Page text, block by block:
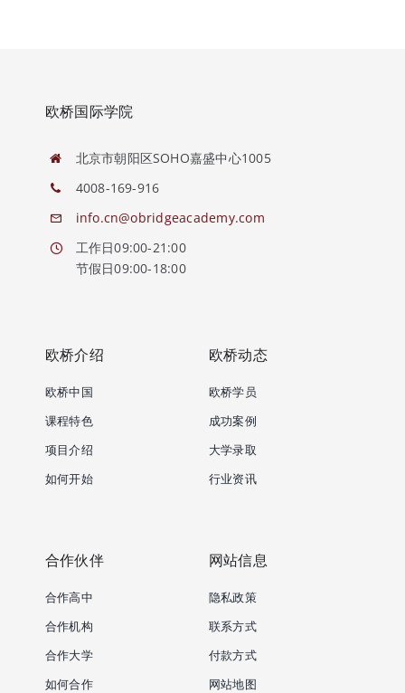
欧桥国际学院
北京市朝阳区SOHO嘉盛中心1005
4008-169-916
info.cn@obridgeacademy.com
工作日09:00-21:00
节假日09:00-18:00
欧桥介绍
欧桥中国
课程特色
项目介绍
如何开始
欧桥动态
欧桥学员
成功案例
大学录取
行业资讯
合作伙伴
合作高中
合作机构
合作大学
如何合作
网站信息
隐私政策
联系方式
付款方式
网站地图